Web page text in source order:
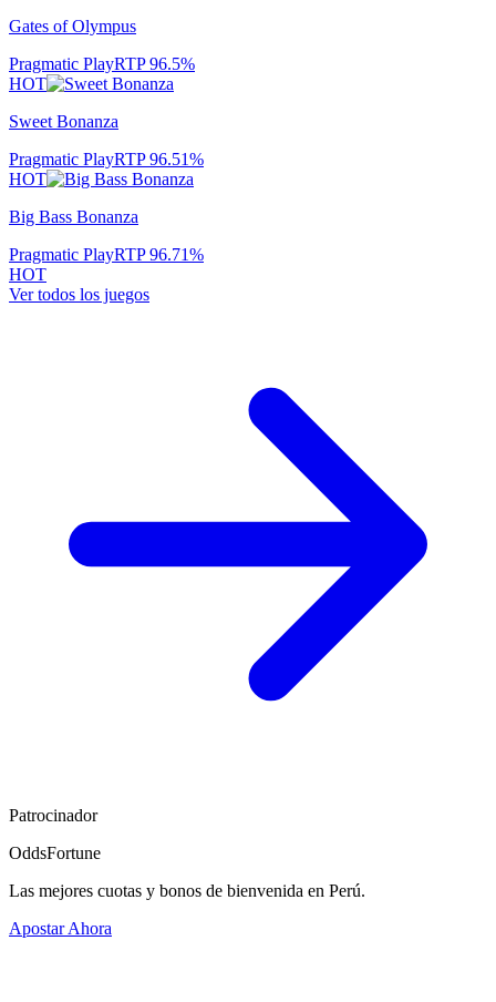
Gates of Olympus
Pragmatic PlayRTP96.5%
HOT
Sweet Bonanza
Pragmatic PlayRTP96.51%
HOT
Big Bass Bonanza
Pragmatic PlayRTP96.71%
HOT
Ver todos los juegos
Patrocinador
OddsFortune
Las mejores cuotas y bonos de bienvenida en Perú.
Apostar Ahora